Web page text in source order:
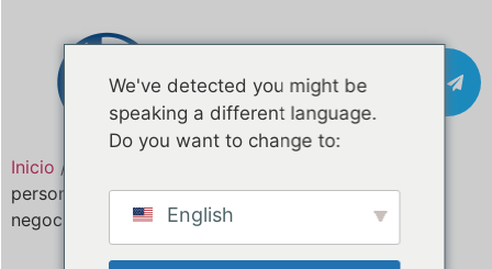
Póngase en
contacto con
Inicio /
personalizado construido para Fiji | Listo para el
negocio de catering y comida callejera
We've detected you might be
speaking a different language.
Do you want to change to:
English